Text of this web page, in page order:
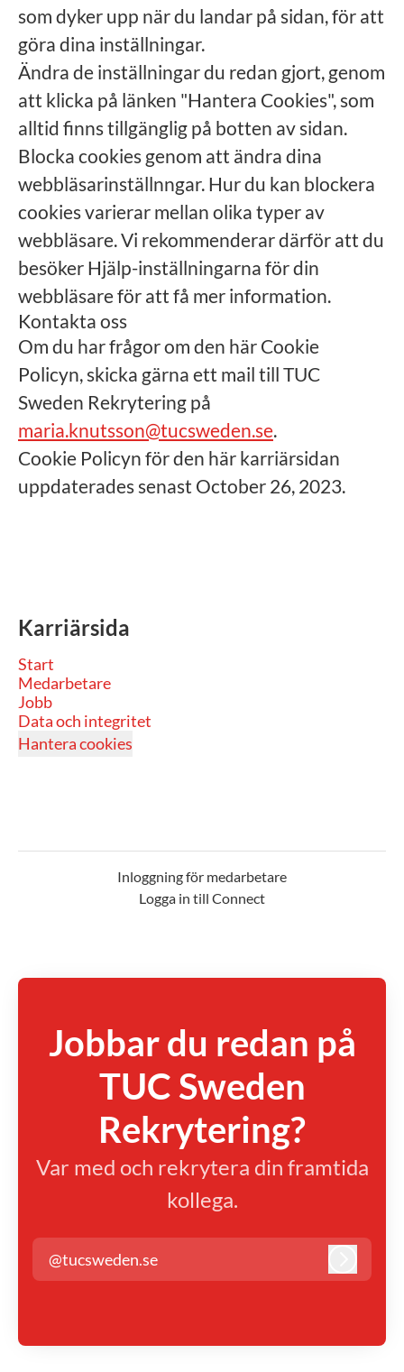
som dyker upp när du landar på sidan, för att
göra dina inställningar.
Ändra de inställningar du redan gjort, genom
att klicka på länken "Hantera Cookies", som
alltid finns tillgänglig på botten av sidan.
Blocka cookies genom att ändra dina
webbläsarinställnngar. Hur du kan blockera
cookies varierar mellan olika typer av
webbläsare. Vi rekommenderar därför att du
besöker Hjälp-inställningarna för din
webbläsare för att få mer information.
Kontakta oss
Om du har frågor om den här Cookie
Policyn, skicka gärna ett mail till TUC
Sweden Rekrytering på
maria.knutsson@tucsweden.se.
Cookie Policyn för den här karriärsidan
uppdaterades senast October 26, 2023.
Karriärsida
Start
Medarbetare
Jobb
Data och integritet
Hantera cookies
Inloggning för medarbetare
Logga in till Connect
Jobbar du redan på
TUC Sweden
Rekrytering?
Var med och rekrytera din framtida
kollega.
@tucsweden.se